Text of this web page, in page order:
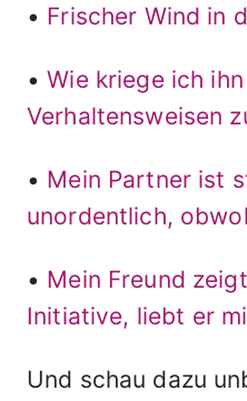
• Frischer Wind in
•Wie kriege ich
Verhaltensweisen
• Mein Partner ist
unordentlich,
• Mein Freund
Initiative, liebt er
Und schau dazu